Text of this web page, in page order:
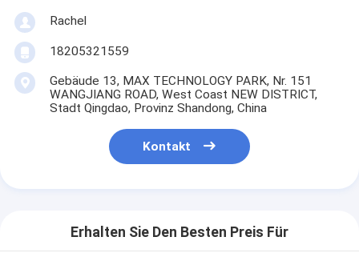
Rachel
18205321559
Gebäude 13, MAX TECHNOLOGY PARK, Nr. 151
WANGJIANG ROAD, West Coast NEW DISTRICT,
Stadt Qingdao, Provinz Shandong, China
Kontakt
Erhalten Sie Den Besten Preis Für